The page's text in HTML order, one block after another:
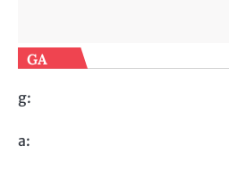
GA
g:
a: